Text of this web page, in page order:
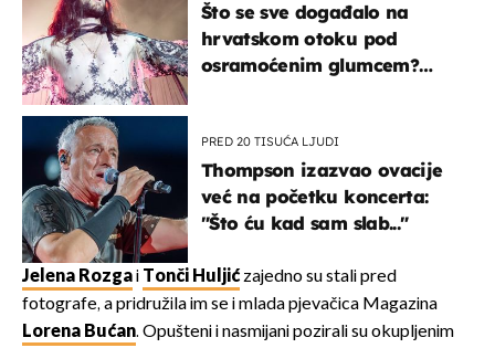
Što se sve događalo na
hrvatskom otoku pod
osramoćenim glumcem?
PRED 20 TISUĆA LJUDI
Thompson izazvao ovacije
već na početku koncerta:
"Što ću kad sam slab..."
Jelena Rozgai Tonči Huljićzajedno su stali pred
fotografe, a pridružila im se i mlada pjevačica Magazina
Lorena Bućan. Opušteni i nasmijani pozirali su okupljenim